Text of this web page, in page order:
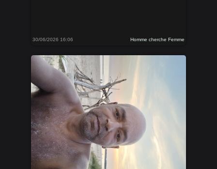
30/06/2026 16:06 Homme cherche Femme